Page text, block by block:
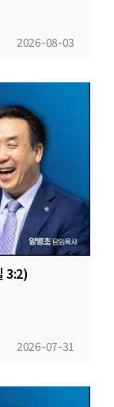
2026-08-03
3:2)
2026-07-31